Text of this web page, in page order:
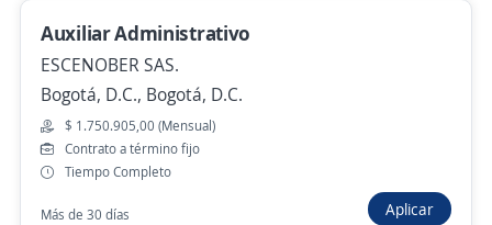
asistente administrativo y contable
4,5
CONTACTAMOS OUTSOURCING S.A.S.
Bogotá, D.C., Bogotá, D.C.
$ 1.799.999,00 (Mensual)
Auxiliar Administrativo
ESCENOBER SAS.
Bogotá, D.C., Bogotá, D.C.
$ 1.750.905,00 (Mensual)
Contrato a término fijo
Tiempo Completo
Más de 30 días Aplicar